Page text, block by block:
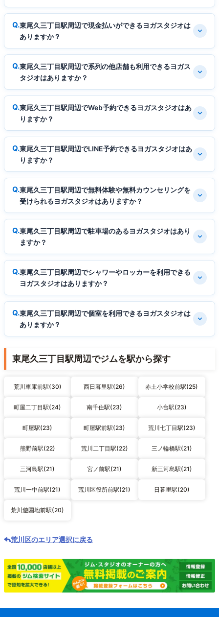
東尾久三丁目駅周辺で現金払いができるヨガスタジオは
ありますか？
東尾久三丁目駅周辺で系列の他店舗も利用できるヨガス
タジオはありますか？
東尾久三丁目駅周辺でWeb予約できるヨガスタジオはあ
りますか？
東尾久三丁目駅周辺でLINE予約できるヨガスタジオはあ
りますか？
東尾久三丁目駅周辺で無料体験や無料カウンセリングを
受けられるヨガスタジオはありますか？
東尾久三丁目駅周辺で駐車場のあるヨガスタジオはあり
ますか？
東尾久三丁目駅周辺でシャワーやロッカーを利用できる
ヨガスタジオはありますか？
東尾久三丁目駅周辺で個室を利用できるヨガスタジオは
ありますか？
東尾久三丁目駅周辺でジムを駅から探す
荒川車庫前駅(30) 西日暮里駅(26) 赤土小学校前駅(25)
町屋二丁目駅(24) 南千住駅(23) 小台駅(23)
町屋駅(23) 町屋駅前駅(23) 荒川七丁目駅(23)
熊野前駅(22) 荒川二丁目駅(22) 三ノ輪橋駅(21)
三河島駅(21) 宮ノ前駅(21) 新三河島駅(21)
荒川一中前駅(21) 荒川区役所前駅(21) 日暮里駅(20)
荒川遊園地前駅(20)
荒川区のエリア選択に戻る